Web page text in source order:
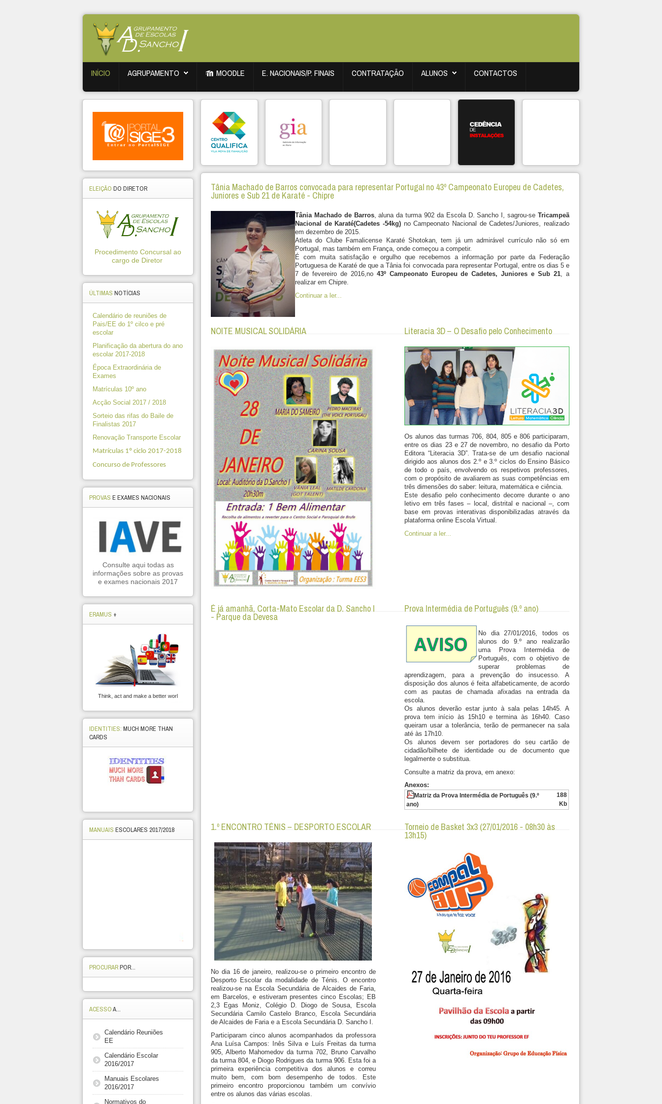
INÍCIO AGRUPAMENTO MOODLE E. NACIONAIS/P. FINAIS CONTRATAÇÃO ALUNOS CONTACTOS
Tânia Machado de Barros convocada para representar Portugal no 43º Campeonato Europeu de Cadetes,
Juniores e Sub 21 de Karaté - Chipre
Tânia Machado de Barros, aluna da turma 902 da Escola D. Sancho I, sagrou-seTricampeã
Nacional de Karaté(Cadetes -54kg) no Campeonato Nacional de Cadetes/Juniores, realizado
em dezembro de 2015.
Atleta do Clube Famalicense Karaté Shotokan, tem já um admirável currículo não só em
Portugal, mas também em França, onde começou a competir.
É com muita satisfação e orgulho que recebemos a informação por parte da Federação
Portuguesa de Karaté de que a Tânia foi convocada para representar Portugal, entre os dias 5 e
7 de fevereiro de 2016,no 43º Campeonato Europeu de Cadetes, Juniores e Sub 21 , a
realizar em Chipre.
Continuar a ler...
NOITE MUSICAL SOLIDÁRIA Literacia 3D – O Desafio pelo Conhecimento
Os alunos das turmas 706, 804, 805 e 806 participaram,
entre os dias 23 e 27 de novembro, no desafio da Porto
Editora “Literacia 3D”. Trata-se de um desafio nacional
dirigido aos alunos dos 2.º e 3.º ciclos do Ensino Básico
de todo o país, envolvendo os respetivos professores,
com o propósito de avaliarem as suas competências em
três dimensões do saber: leitura, matemática e ciência.
Este desafio pelo conhecimento decorre durante o ano
letivo em três fases – local, distrital e nacional –, com
base em provas interativas disponibilizadas através da
plataforma online Escola Virtual.
Continuar a ler...
É já amanhã, Corta-Mato Escolar da D. Sancho I
- Parque da Devesa
Prova Intermédia de Português (9.º ano)
No dia 27/01/2016, todos os
alunos do 9.º ano realizarão
uma Prova Intermédia de
Português, com o objetivo de
superar problemas de
aprendizagem, para a prevenção do insucesso. A
disposição dos alunos é feita alfabeticamente, de acordo
com as pautas de chamada afixadas na entrada da
escola.
Os alunos deverão estar junto à sala pelas 14h45. A
prova tem início às 15h10 e termina às 16h40. Caso
queiram usar a tolerância, terão de permanecer na sala
até às 17h10.
Os alunos devem ser portadores do seu cartão de
cidadão/bilhete de identidade ou de documento que
legalmente o substitua.
Consulte a matriz da prova, em anexo:
Anexos:
Matriz da Prova Intermédia de Português (9.º
ano)
188
Kb
1.º ENCONTRO TÉNIS – DESPORTO ESCOLAR
No dia 16 de janeiro, realizou-se o primeiro encontro de
Desporto Escolar da modalidade de Ténis. O encontro
realizou-se na Escola Secundária de Alcaides de Faria,
em Barcelos, e estiveram presentes cinco Escolas; EB
2,3 Egas Moniz, Colégio D. Diogo de Sousa, Escola
Secundária Camilo Castelo Branco, Escola Secundária
de Alcaides de Faria e a Escola Secundária D. Sancho I.
Participaram cinco alunos acompanhados da professora
Ana Luísa Campos: Inês Silva e Luís Freitas da turma
905, Alberto Mahomedov da turma 702, Bruno Carvalho
da turma 804, e Diogo Rodrigues da turma 906. Esta foi a
primeira experiência competitiva dos alunos e correu
muito bem, com bom desempenho de todos. Este
primeiro encontro proporcionou também um convívio
entre os alunos das várias escolas.
Torneio de Basket 3x3 (27/01/2016 - 08h30 às
13h15)
ELEIÇÃO DO DIRETOR
Procedimento Concursal ao
cargo de Diretor
ÚLTIMAS NOTÍCIAS
Calendário de reuniões de
Pais/EE do 1º cilco e pré
escolar
Planificação da abertura do ano
escolar 2017-2018
Época Extraordinária de
Exames
Matrículas 10º ano
Acção Social 2017 / 2018
Sorteio das rifas do Baile de
Finalistas 2017
Renovação Transporte Escolar
Matrículas 1º ciclo 2017-2018
Concurso de Professores
PROVAS E EXAMES NACIONAIS
Consulte aqui todas as
informações sobre as provas
e exames nacionais 2017
ERAMUS +
Think, act and make a better worl
IDENTITIES: MUCH MORE THAN
CARDS
MANUAIS ESCOLARES 2017/2018
PROCURARPOR...
ACESSOA...
Calendário Reuniões
EE
Calendário Escolar
2016/2017
Manuais Escolares
2016/2017
Normativos do